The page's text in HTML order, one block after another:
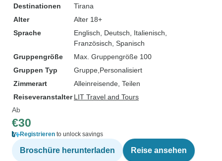
Destinationen
Tirana
Alter
Alter 18+
Sprache
Englisch, Deutsch, Italienisch,
Französisch, Spanisch
Gruppengröße
Max. Gruppengröße 100
Gruppen Typ
Gruppe Personalisiert
Zimmerart
Alleinreisende, Teilen
Reiseveranstalter LIT Travel and Tours
Ab
€30
Registrieren to unlock savings
Broschüre herunterladen Reise ansehen